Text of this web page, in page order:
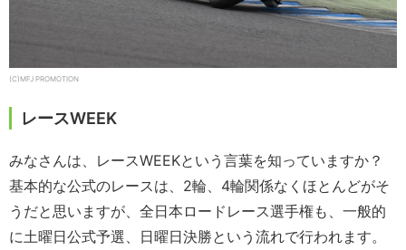
(C)MFJ PROMOTION
レースWEEK
みなさんは、レースWEEKという言葉を知っていますか？
基本的な公式のレースは、2輪、4輪関係なくほとんどがそ
うだと思いますが、全日本ロードレース選手権も、一般的
に土曜日公式予選、日曜日決勝という流れで行われます。